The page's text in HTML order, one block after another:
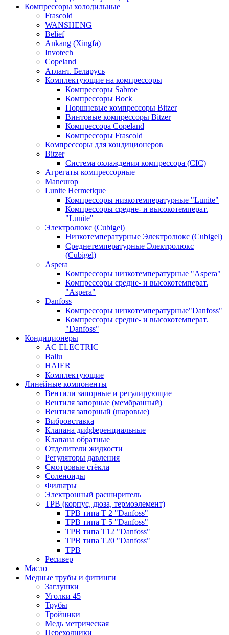
Компрессоры холодильные
Frascold
WANSHENG
Belief
Ankang (Xingfa)
Invotech
Copeland
Атлант. Беларусь
Комплектующие на компрессоры
Компрессоры Sabroe
Компрессоры Bock
Поршневые компрессоры Bitzer
Винтовые компрессоры Bitzer
Компрессора Copeland
Компрессоры Frascold
Компрессоры для кондиционеров
Bitzer
Система охлаждения компрессора (CIC)
Агрегаты компрессорные
Maneurop
Lunite Hermetique
Компрессоры низкотемпературные "Lunite"
Компрессоры средне- и высокотемперат.
"Lunite"
Электролюкс (Cubigel)
Низкотемпературные Электролюкс (Cubigel)
Среднетемпературные Электролюкс
(Cubigel)
Aspera
Компрессоры низкотемпературные "Aspera"
Компрессоры средне- и высокотемперат.
"Aspera"
Danfoss
Компрессоры низкотемпературные"Danfoss"
Компрессоры средне- и высокотемперат.
"Danfoss"
Кондиционеры
AC ELECTRIC
Ballu
HAIER
Комплектующие
Линейные компоненты
Вентили запорные и регулирующие
Вентиля запорные (мембранный)
Вентиля запорный (шаровые)
Вибровставка
Клапана дифференциальные
Клапана обратные
Отделители жидкости
Регуляторы давления
Смотровые стёкла
Соленоиды
Фильтры
Электронный расширитель
ТРВ (корпус, дюза, термоэлемент)
ТРВ типа Т 2 "Danfoss"
ТРВ типа Т 5 "Danfoss"
ТРВ типа Т12 "Danfoss"
ТРВ типа Т20 "Danfoss"
ТРВ
Ресивер
Масло
Медные трубы и фитинги
Заглушки
Уголки 45
Трубы
Тройники
Медь метрическая
Переходники